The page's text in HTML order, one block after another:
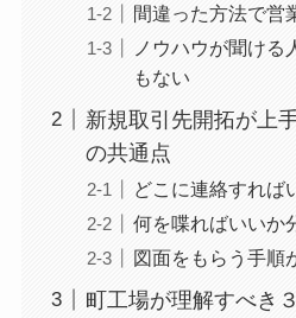
間違った方法で営
ノウハウが聞ける
もない
新規取引先開拓が上
の共通点
どこに連絡すれば
何を喋ればいいか
図面をもらう手順
町工場が理解すべき